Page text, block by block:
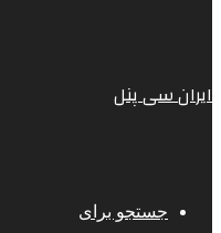
ایران سی پنل
جستجو برای